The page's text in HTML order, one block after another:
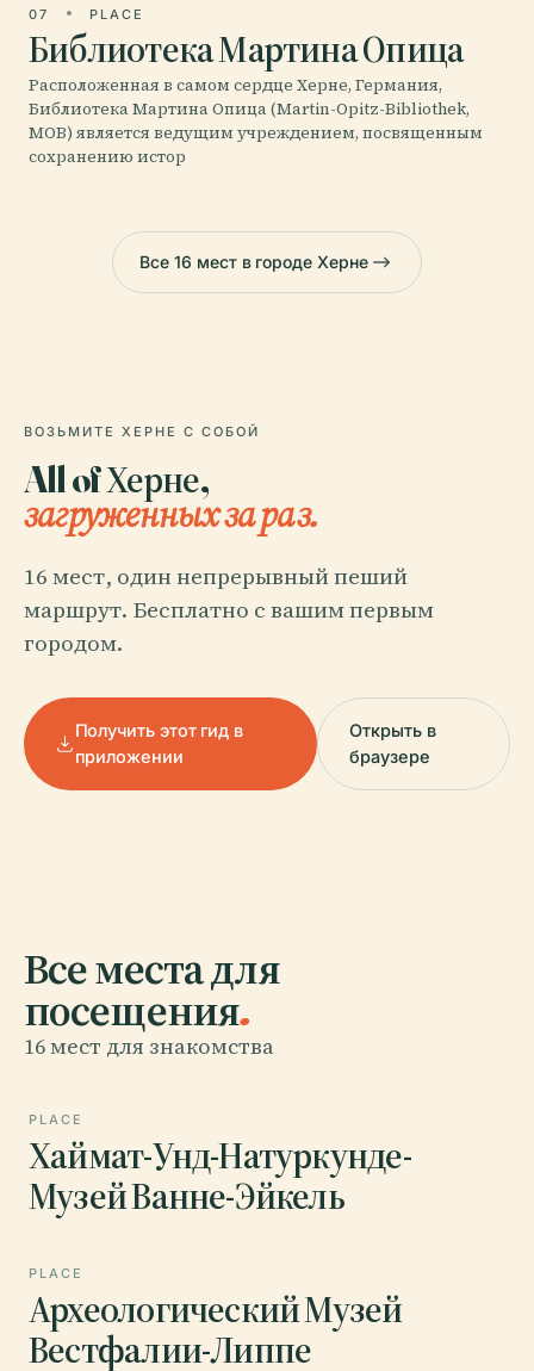
07 PLACE
Библиотека Мартина Опица
Расположенная в самом сердце Херне, Германия,
Библиотека Мартина Опица (Martin-Opitz-Bibliothek,
MOB) является ведущим учреждением, посвященным
сохранению истор
Все 16 мест в городе Херне
ВОЗЬМИТЕ ХЕРНЕ С СОБОЙ
All of Херне,
загруженных за раз.
16 мест, один непрерывный пеший
маршрут. Бесплатно с вашим первым
городом.
Получить этот гид в
приложении
Открыть в
браузере
Все места для
посещения.
16 мест для знакомства
PLACE
Хаймат-Унд-Натуркунде-
Музей Ванне-Эйкель
PLACE
Археологический Музей
Вестфалии-Липпе